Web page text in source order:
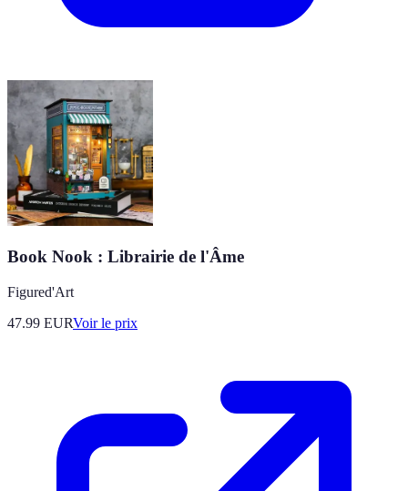
Book Nook : Librairie de l'Âme
Figured'Art
47.99 EURVoir le prix